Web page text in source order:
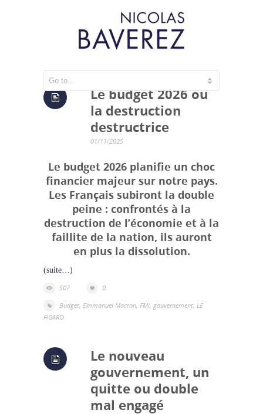
Le budget 2026 ou
la destruction
destructrice
01/11/2025
Le budget 2026 planifie un choc
financier majeur sur notre pays.
Les Français subiront la double
peine : confrontés à la
destruction de l’économie et à la
faillite de la nation, ils auront
en plus la dissolution.
(suite…)
507
0
Budget, Emmanuel Macron, FMI, gouvernement, LE
FIGARO
Le nouveau
gouvernement, un
quitte ou double
mal engagé